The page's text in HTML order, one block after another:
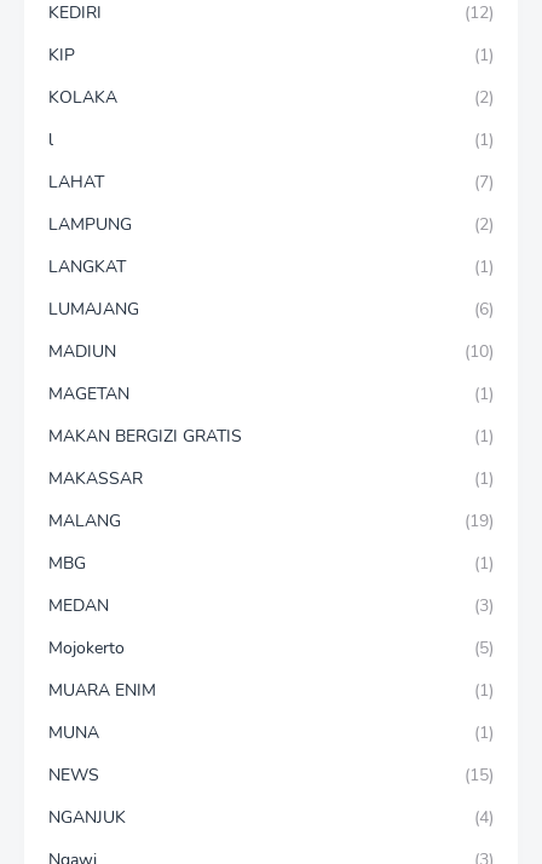
KEDIRI
(12)
KIP
(1)
KOLAKA
(2)
l
(1)
LAHAT
(7)
LAMPUNG
(2)
LANGKAT
(1)
LUMAJANG
(6)
MADIUN
(10)
MAGETAN
(1)
MAKAN BERGIZI GRATIS
(1)
MAKASSAR
(1)
MALANG
(19)
MBG
(1)
MEDAN
(3)
Mojokerto
(5)
MUARA ENIM
(1)
MUNA
(1)
NEWS
(15)
NGANJUK
(4)